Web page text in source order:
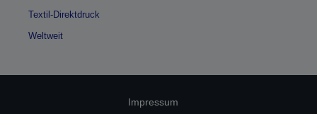
Textil-Direktdruck
Weltweit
Impressum